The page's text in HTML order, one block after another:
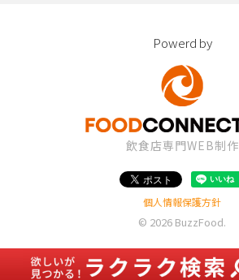
Powerd by
飲食店専門WEB制作
個人情報保護方針
© 2026 BuzzFood.